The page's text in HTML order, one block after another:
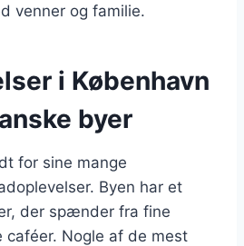
venner og familie.
i København
byer
for sine mange
Byen har et
der spænder fra fine
caféer. Nogle af de mest